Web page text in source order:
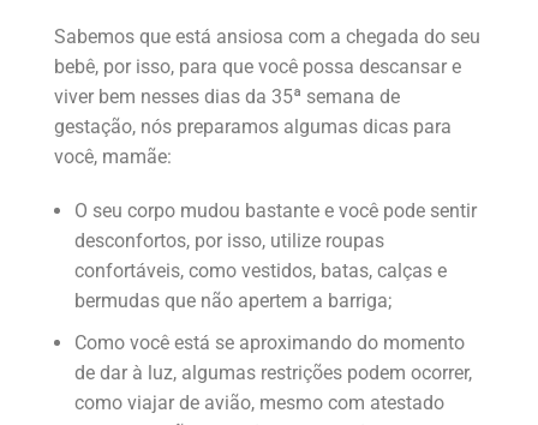
Sabemos que está ansiosa com a chegada do seu
bebê, por isso, para que você possa descansar e
viver bem nesses dias da 35ª semana de
gestação, nós preparamos algumas dicas para
você, mamãe:
O seu corpo mudou bastante e você pode sentir
desconfortos, por isso, utilize roupas
confortáveis, como vestidos, batas, calças e
bermudas que não apertem a barriga;
Como você está se aproximando do momento
de dar à luz, algumas restrições podem ocorrer,
como viajar de avião, mesmo com atestado